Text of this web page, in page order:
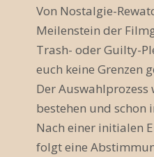
n
g
N
a
v
i
Von Nostalgie-
Meilenstein der
Trash- oder Guilty-
euch keine Grenzen
Der Auswahlprozess
bestehen und schon
Nach einer initialen
folgt eine